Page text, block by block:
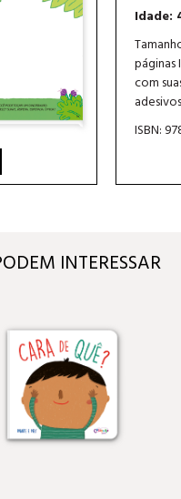
Idade:
páginas
com
ISBN:
INTERESSAR